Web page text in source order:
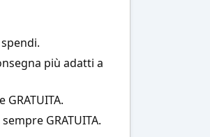
più adatti a
GRATUITA.